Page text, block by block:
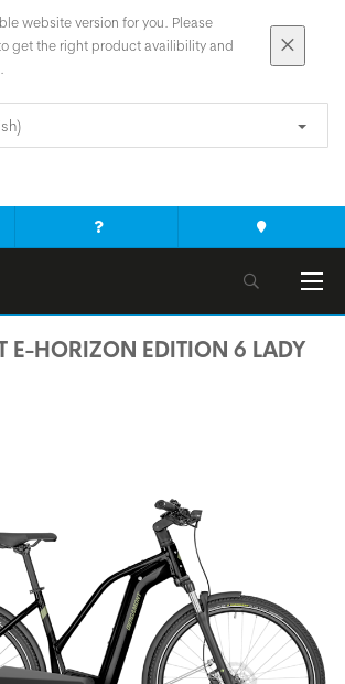
website version for you. Please
get the right product availibility and
E-HORIZON EDITION 6 LADY